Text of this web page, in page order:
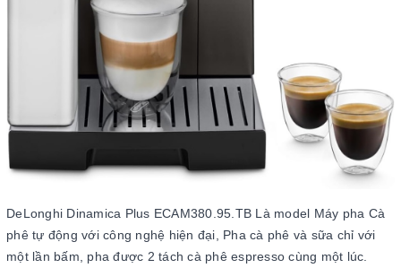
DeLonghi Dinamica Plus ECAM380.95.TB Là model Máy pha Cà
phê tự động với công nghệ hiện đại, Pha cà phê và sữa chỉ với
một lần bấm, pha được 2 tách cà phê espresso cùng một lúc.